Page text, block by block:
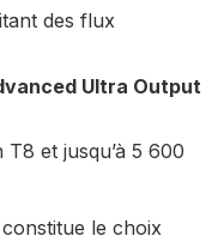
des flux
Ultra Output
et jusqu’à 5 600
le choix